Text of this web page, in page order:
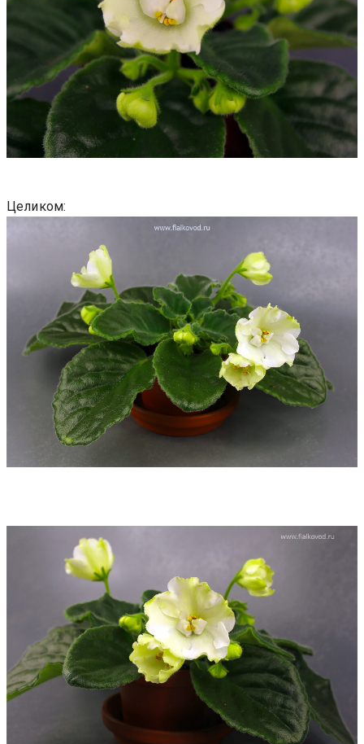
Целиком: